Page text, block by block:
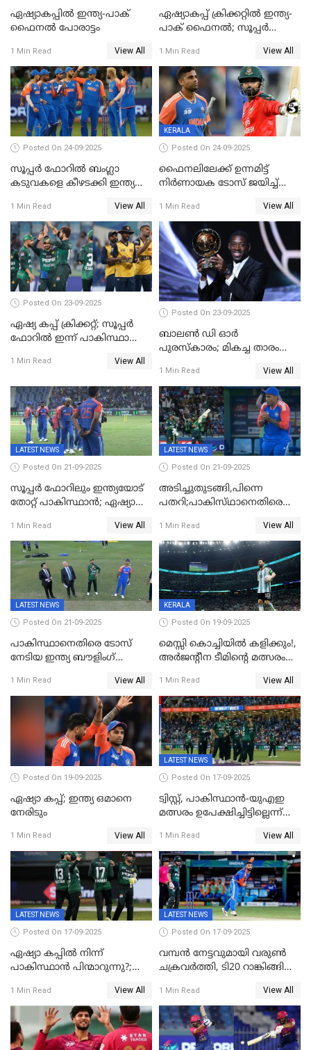
ഏഷ്യാകപ്പില്‍ ഇന്ത്യ-പാക്
ഫൈനല്‍ പോരാട്ടം
1 Min Read View All
ഏഷ്യാകപ്പ് ക്രിക്കറ്റിൽ ഇന്ത്യ-
പാക് ഫൈനല്‍; സൂപ്പർ
തോൽപിച്ച് പാകിസ്ഥാൻ
1 Min Read View All
Posted On 24-09-2025
സൂപ്പർ ഫോറിൽ ബംഗ്ലാ
കടുവകളെ കീഴടക്കി ഇന്ത്യ
1 Min Read View All
KERALA
Posted On 24-09-2025
ഫൈനലിലേക്ക് ഉന്നമിട്ട്
നിര്‍ണായക ടോസ് ജയിച്ച്
ഇന്ത്യയ്ക്ക് ബാറ്റിംഗ്
1 Min Read View All
Posted On 23-09-2025
ഏഷ്യ കപ്പ് ക്രിക്കറ്റ്; സൂപ്പര്‍
ഫോറിൽ ഇന്ന് പാകിസ്ഥാനും
1 Min Read View All
Posted On 23-09-2025
ബാലണ്‍ ഡി ഓര്‍
പുരസ്‌കാരം; മികച്ച താരം
1 Min Read View All
LATEST NEWS
Posted On 21-09-2025
സൂപ്പർ ഫോറിലും ഇന്ത്യയോട്
തോറ്റ് പാകിസ്ഥാൻ; ഏഷ്യാ
ഇന്ത്യ, അഭിഷേക് ശർമ്മയ്ക്ക്
അർദ്ധ സെഞ്ച്വറി
1 Min Read View All
LATEST NEWS
Posted On 21-09-2025
അടിച്ചുതുടങ്ങി,പിന്നെ
പതറി;പാകിസ്‌ഥാനെതിരെ
വിജയലക്ഷ്യം
1 Min Read View All
LATEST NEWS
Posted On 21-09-2025
പാകിസ്ഥാനെതിരെ ടോസ്
നേടിയ ഇന്ത്യ ബൗളിംഗ്
1 Min Read View All
KERALA
Posted On 19-09-2025
മെസ്സി കൊച്ചിയിൽ കളിക്കും!,
അർജന്റീന ടീമിന്റെ മത്സരം
നടത്താൻ ആലോചന
1 Min Read View All
Posted On 19-09-2025
ഏഷ്യാ കപ്പ്; ഇന്ത്യ ഒമാനെ
നേരിടും
1 Min Read View All
LATEST NEWS
Posted On 17-09-2025
ട്വിസ്റ്റ്, പാകിസ്ഥാൻ-യുഎഇ
മത്സരം ഉപേക്ഷിച്ചിട്ടില്ലെന്ന്
വൈകും; പാക് ടീം ഹോട്ടലിൽ
നിന്ന് ഇറങ്ങിയതായി റിപ്പോർട്ട്
1 Min Read View All
LATEST NEWS
Posted On 17-09-2025
ഏഷ്യാ കപ്പിൽ നിന്ന്
പാകിസ്ഥാൻ പിന്മാറുന്നു?;
ബഹിഷ്കരിച്ചതായി റിപ്പോർട്ട്;
ഇതോടെ ടൂർണമെന്റിൽ നിന്ന്
പുറത്താകും
1 Min Read View All
LATEST NEWS
Posted On 17-09-2025
വമ്പൻ നേട്ടവുമായി വരുണ്‍
ചക്രവർത്തി, ടി20 റാങ്കിങ്ങിൽ
ഉൾപ്പെടെ നേട്ടങ്ങളുമായി
ഇന്ത്യ
1 Min Read View All